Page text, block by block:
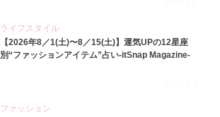
ライフスタイル
【2026年8／1(土)〜8／15(土)】運気UPの12星座
別“ファッションアイテム”占い-itSnap Magazine-
ファッション